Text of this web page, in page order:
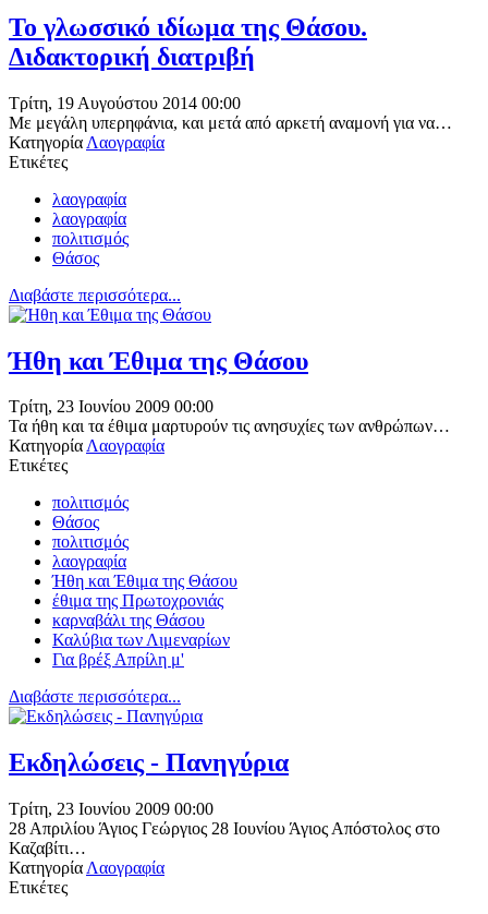
Το γλωσσικό ιδίωμα της Θάσου.
Διδακτορική διατριβή
Τρίτη, 19 Αυγούστου 2014 00:00
Με μεγάλη υπερηφάνια, και μετά από αρκετή αναμονή για να…
Κατηγορία Λαογραφία
Ετικέτες
λαογραφία
λαογραφία
πολιτισμός
Θάσος
Διαβάστε περισσότερα...
Ήθη και Έθιμα της Θάσου
Τρίτη, 23 Ιουνίου 2009 00:00
Τα ήθη και τα έθιμα μαρτυρούν τις ανησυχίες των ανθρώπων…
ΚατηγορίαΛαογραφία
Ετικέτες
πολιτισμός
Θάσος
πολιτισμός
λαογραφία
Ήθη και Έθιμα της Θάσου
έθιμα της Πρωτοχρονιάς
καρναβάλι της Θάσου
Καλύβια των Λιμεναρίων
Για βρέξ Απρίλη μ'
Διαβάστε περισσότερα...
Εκδηλώσεις - Πανηγύρια
Τρίτη, 23 Ιουνίου 2009 00:00
28 Απριλίου Άγιος Γεώργιος 28 Ιουνίου Άγιος Απόστολος στο
Καζαβίτι…
Κατηγορία Λαογραφία
Ετικέτες